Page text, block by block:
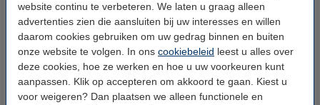
website continu te verbeteren. We laten u graag alleen
advertenties zien die aansluiten bij uw interesses en willen
daarom cookies gebruiken om uw gedrag binnen en buiten
onze website te volgen. In ons cookiebeleid leest u alles over
deze cookies, hoe ze werken en hoe u uw voorkeuren kunt
aanpassen. Klik op accepteren om akkoord te gaan. Kiest u
voor weigeren? Dan plaatsen we alleen functionele en
123accu Xtreme Power AAA /
MN2400 / LR03 alkaline batterij
€ 14,50 € 13,05
Inclusief 21%
BTW
123accu Xtreme Power
knoopcellen multipack
€ 5,95 € 5,36 Inclusief 21% BTW